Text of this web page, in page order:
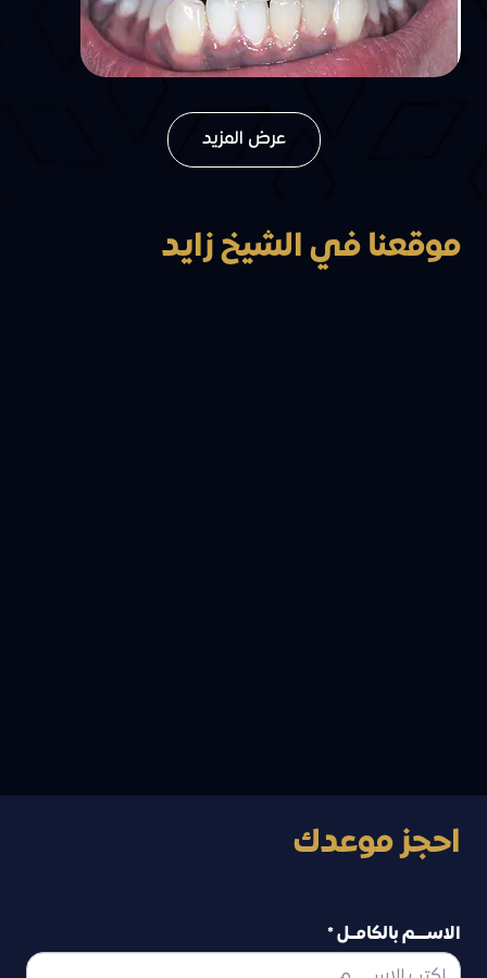
عرض المزيد
موقعنا في الشيخ زايد
احجز موعدك
الاســــم بالكامــل *